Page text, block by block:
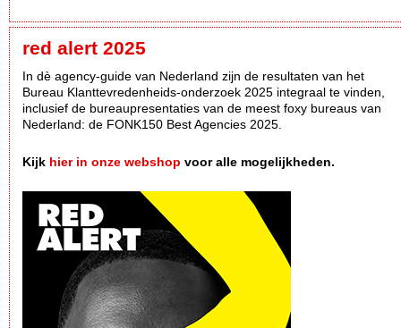
red alert 2025
In dè agency-guide van Nederland zijn de resultaten van het
Bureau Klanttevredenheids-onderzoek 2025 integraal te vinden,
inclusief de bureaupresentaties van de meest foxy bureaus van
Nederland: de FONK150 Best Agencies 2025.
Kijk hier in onze webshop voor alle mogelijkheden.